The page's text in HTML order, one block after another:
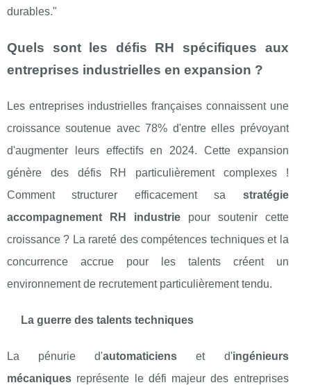
durables."
Quels sont les défis RH spécifiques aux
entreprises industrielles en expansion ?
Les entreprises industrielles françaises connaissent une
croissance soutenue avec 78% d'entre elles prévoyant
d'augmenter leurs effectifs en 2024. Cette expansion
génère des défis RH particulièrement complexes !
Comment structurer efficacement sa stratégie
accompagnement RH industriepour soutenir cette
croissance ? La rareté des compétences techniques et la
concurrence accrue pour les talents créent un
environnement de recrutement particulièrement tendu.
La guerre des talents techniques
La pénurie d'automaticiens et d'ingénieurs
mécaniques représente le défi majeur des entreprises